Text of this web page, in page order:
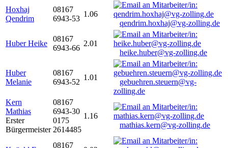
Hoxhaj
Qendrim
08167
6943-53
1.06
qendrim.hoxhaj@vg-zolling.de
Huber Heike
08167
6943-66
2.01
heike.huber@vg-zolling.de
Huber
Melanie
08167
6943-52
1.01
gebuehren.steuern@vg-
zolling.de
Kern
Mathias
Erster
Bürgermeister
08167
6943-30
0175
2614485
1.16
mathias.kern@vg-zolling.de
08167